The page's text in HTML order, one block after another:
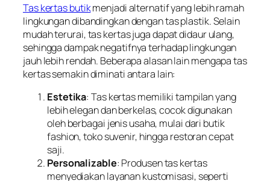
Tas kertas butikmenjadi alternatif yang lebih ramah
lingkungan dibandingkan dengan tas plastik. Selain
mudah terurai, tas kertas juga dapat didaur ulang,
sehingga dampak negatifnya terhadap lingkungan
jauh lebih rendah. Beberapa alasan lain mengapa tas
kertas semakin diminati antara lain:
Estetika: Tas kertas memiliki tampilan yang
lebih elegan dan berkelas, cocok digunakan
oleh berbagai jenis usaha, mulai dari butik
fashion, toko suvenir, hingga restoran cepat
saji.
Personalizable: Produsen tas kertas
menyediakan layanan kustomisasi, seperti